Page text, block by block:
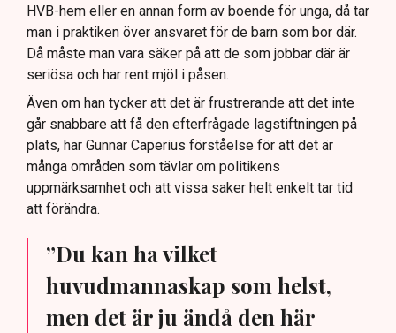
HVB-hem eller en annan form av boende för unga, då tar
man i praktiken över ansvaret för de barn som bor där.
Då måste man vara säker på att de som jobbar där är
seriösa och har rent mjöl i påsen.
Även om han tycker att det är frustrerande att det inte
går snabbare att få den efterfrågade lagstiftningen på
plats, har Gunnar Caperius förståelse för att det är
många områden som tävlar om politikens
uppmärksamhet och att vissa saker helt enkelt tar tid
att förändra.
”Du kan ha vilket
huvudmannaskap som helst,
men det är ju ändå den här